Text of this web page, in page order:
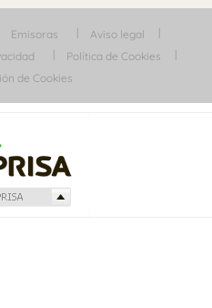
Emisoras
Aviso legal
Política de Cookies
de Cookies